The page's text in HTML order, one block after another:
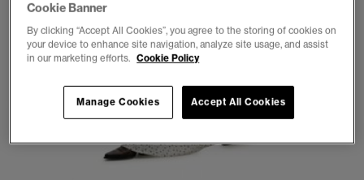
Cookie Banner
By clicking “Accept All Cookies”, you agree to the storing of cookies on
your device to enhance site navigation, analyze site usage, and assist
in our marketing efforts. Cookie Policy
Accept All Cookies
Manage Cookies